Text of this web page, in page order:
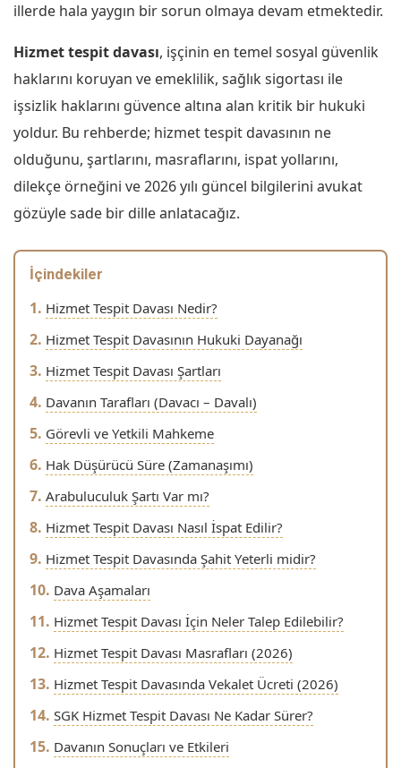
illerde hala yaygın bir sorun olmaya devam etmektedir.
Hizmet tespit davası, işçinin en temel sosyal güvenlik
haklarını koruyan ve emeklilik, sağlık sigortası ile
işsizlik haklarını güvence altına alan kritik bir hukuki
yoldur. Bu rehberde; hizmet tespit davasının ne
olduğunu, şartlarını, masraflarını, ispat yollarını,
dilekçe örneğini ve 2026 yılı güncel bilgilerini avukat
gözüyle sade bir dille anlatacağız.
İçindekiler
Hizmet Tespit Davası Nedir?
Hizmet Tespit Davasının Hukuki Dayanağı
Hizmet Tespit Davası Şartları
Davanın Tarafları (Davacı – Davalı)
Görevli ve Yetkili Mahkeme
Hak Düşürücü Süre (Zamanaşımı)
Arabuluculuk Şartı Var mı?
Hizmet Tespit Davası Nasıl İspat Edilir?
Hizmet Tespit Davasında Şahit Yeterli midir?
Dava Aşamaları
Hizmet Tespit Davası İçin Neler Talep Edilebilir?
Hizmet Tespit Davası Masrafları (2026)
Hizmet Tespit Davasında Vekalet Ücreti (2026)
SGK Hizmet Tespit Davası Ne Kadar Sürer?
Davanın Sonuçları ve Etkileri